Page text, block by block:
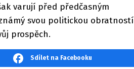
varují před předčasným
svou politickou obratností
prospěch.
Sdílet na Facebooku